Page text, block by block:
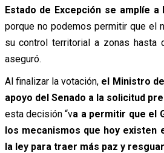
Estado de Excepción se amplíe a
porque no podemos permitir que el
su control territorial a zonas hasta
aseguró.
Al finalizar la votación, el Ministro
apoyo del Senado a la solicitud
esta decisión “va a permitir que el
los mecanismos que hoy existen
la ley para traer más paz y